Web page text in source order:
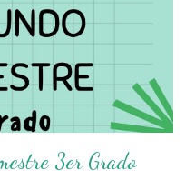
aquí 👇👇 Evaluación
3er Grado